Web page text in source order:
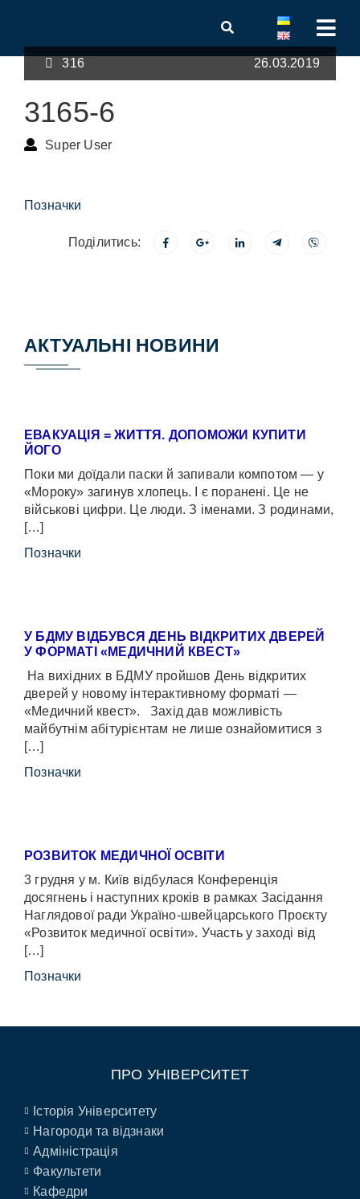
316 26.03.2019
3165-6
Super User
Позначки
Поділитись:
АКТУАЛЬНІ НОВИНИ
ЕВАКУАЦІЯ = ЖИТТЯ. ДОПОМОЖИ КУПИТИ
ЙОГО
Поки ми доїдали паски й запивали компотом — у
«Мороку» загинув хлопець. І є поранені. Це не
військові цифри. Це люди. З іменами. З родинами,
[…]
Позначки
У БДМУ ВІДБУВСЯ ДЕНЬ ВІДКРИТИХ ДВЕРЕЙ
У ФОРМАТІ «МЕДИЧНИЙ КВЕСТ»
На вихідних в БДМУ пройшов День відкритих
дверей у новому інтерактивному форматі —
«Медичний квест». Захід дав можливість
майбутнім абітурієнтам не лише ознайомитися з
[…]
Позначки
РОЗВИТОК МЕДИЧНОЇ ОСВІТИ
3 грудня у м. Київ відбулася Конференція
досягнень і наступних кроків в рамках Засідання
Наглядової ради Україно-швейцарського Проєкту
«Розвиток медичної освіти». Участь у заході від
[…]
Позначки
ПРО УНІВЕРСИТЕТ
Історія Університету
Нагороди та відзнаки
Адміністрація
Факультети
Кафедри